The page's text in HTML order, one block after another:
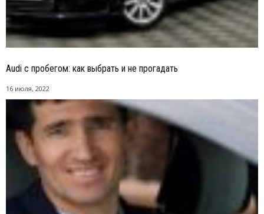
Audi с пробегом: как выбрать и не прогадать
16 июля, 2022